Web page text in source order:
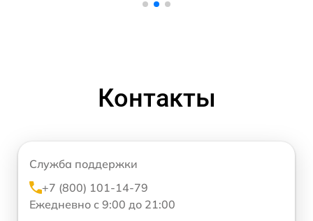
Контакты
Служба поддержки
+7 (800) 101-14-79
Ежедневно с 9:00 до 21:00